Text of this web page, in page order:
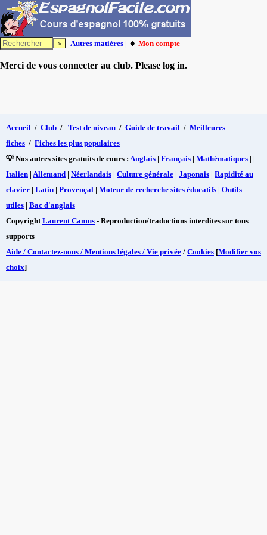
Autres matières | 🔸 Mon compte
Merci de vous connecter au club. Please log in.
Accueil / Club / Test de niveau / Guide de travail / Meilleures
fiches / Fiches les plus populaires
💡 Nos autres sites gratuits de cours : Anglais | Français | Mathématiques | |
Italien | Allemand | Néerlandais | Culture générale | Japonais | Rapidité au
clavier | Latin | Provençal | Moteur de recherche sites éducatifs | Outils
utiles | Bac d'anglais
CopyrightLaurent Camus - Reproduction/traductions interdites sur tous
supports
Aide / Contactez-nous / Mentions légales / Vie privée / Cookies [Modifier vos
choix]